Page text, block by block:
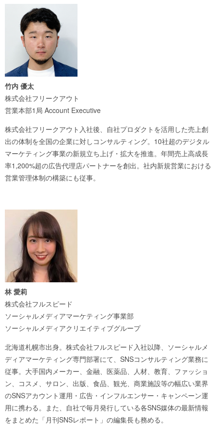
竹内 優太
株式会社フリークアウト
営業本部1局 Account Executive
株式会社フリークアウト入社後、自社プロダクトを活用した売上創
出の体制を全国の企業に対しコンサルティング。10社超のデジタル
マーケティング事業の新規立ち上げ・拡大を推進。年間売上高成長
率1,200%超の広告代理店パートナーを創出。社内新規営業における
営業管理体制の構築にも従事。
林 愛莉
株式会社フルスピード
ソーシャルメディアマーケティング事業部
ソーシャルメディアクリエイティブグループ
北海道札幌市出身。株式会社フルスピード入社以降、ソーシャルメ
ディアマーケティング専門部署にて、SNSコンサルティング業務に
従事。大手国内メーカー、金融、医薬品、人材、教育、ファッショ
ン、コスメ、サロン、出版、食品、観光、商業施設等の幅広い業界
のSNSアカウント運用・広告・インフルエンサー・キャンペーン運
用に携わる。また、自社で毎月発行している各SNS媒体の最新情報
をまとめた「月刊SNSレポート」の編集長も務める。